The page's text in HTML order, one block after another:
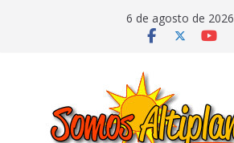
6 de agosto de 2026